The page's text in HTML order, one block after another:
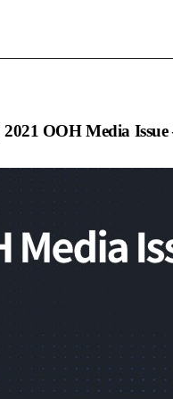
2021 OOH Media